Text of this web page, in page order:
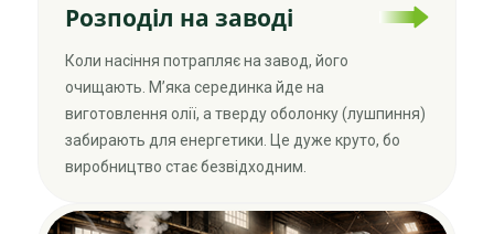
Розподіл на заводі
Коли насіння потрапляє на завод, його
очищають. М’яка серединка йде на
виготовлення олії, а тверду оболонку (лушпиння)
забирають для енергетики. Це дуже круто, бо
виробництво стає безвідходним.